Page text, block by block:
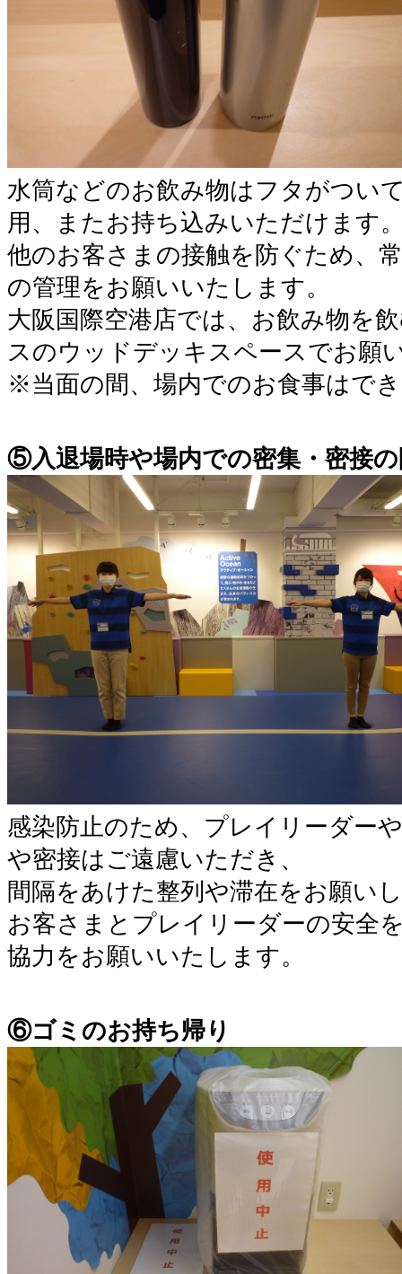
水筒などのお飲み物はフタがつい
用、またお持ち込みいただけます
他のお客さまの接触を防ぐため、
の管理をお願いいたします。
大阪国際空港店では、お飲み物を
スのウッドデッキスペースでお願
※当面の間、場内でのお食事はで
⑤入退場時や場内での密集・密接
感染防止のため、プレイリーダー
や密接はご遠慮いただき、
間隔をあけた整列や滞在をお願い
お客さまとプレイリーダーの安全
協力をお願いいたします。
⑥ゴミのお持ち帰り